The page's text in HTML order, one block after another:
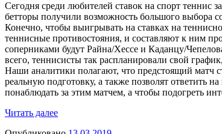
Сегодня среди любителей ставок на спорт теннис
бетторы получили возможность большого выбора
Конечно, чтобы выигрывать на ставках на
теннисные противостояния, и составляют к ним
соперниками будут Райна/Хессе и Каданцу/
всего, теннисисты так распланировали свой
Наши аналитики полагают, что предстоящий матч
реальную подготовку, а также позволят ответить
понаблюдать за этим матчем, а чтобы подогреть
Читать далее